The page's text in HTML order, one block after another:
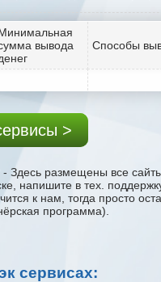
вывода
Способы
>
- Здесь размещены все
напишите в тех.
к нам, тогда просто
программа).
сервисах: